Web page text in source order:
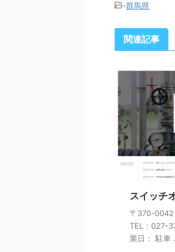
-群馬県
関連記事
スイッチ
〒370-0042
TEL：027-
業日： 駐車